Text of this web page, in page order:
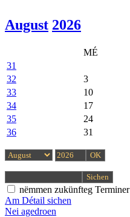
August 2026
MÉ
31
32
3
33
10
34
17
35
24
36
31
nëmmen zukünfteg Terminer
Am Détail sichen
Nei agedroen